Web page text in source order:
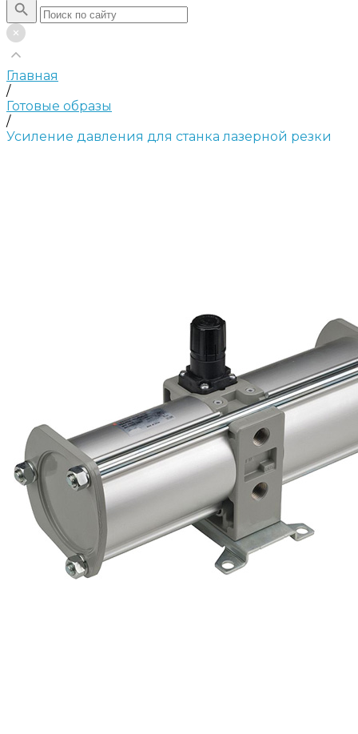
Главная
/
Готовые образы
/
Усиление давления для станка лазерной резки